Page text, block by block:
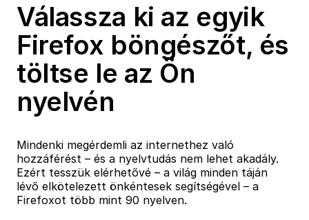
Válassza ki az egyik
Firefox böngészőt, és
töltse le az Ön
nyelvén
Mindenki megérdemli az internethez való
hozzáférést – és a nyelvtudás nem lehet akadály.
Ezért tesszük elérhetővé – a világ minden táján
lévő elkötelezett önkéntesek segítségével – a
Firefoxot több mint 90 nyelven.